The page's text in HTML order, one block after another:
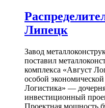
Липецк
Завод
поставил
комплекса «Август
особой
Логистика» —
инвестиционный